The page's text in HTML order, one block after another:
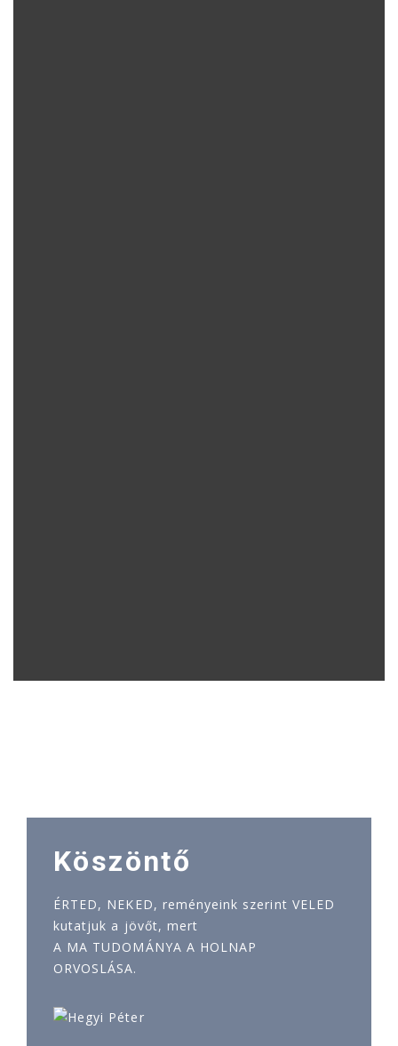
Köszöntő
ÉRTED, NEKED, reményeink szerint VELED
kutatjuk a jövőt, mert
A MA TUDOMÁNYA A HOLNAP
ORVOSLÁSA.